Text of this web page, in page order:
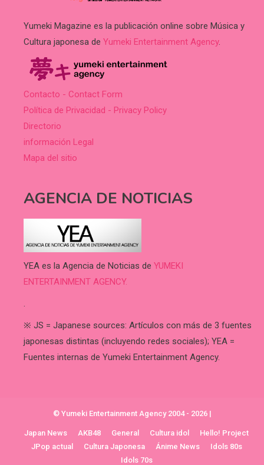
Yumeki Magazine es la publicación online sobre Música y
Cultura japonesa de Yumeki Entertainment Agency.
Contacto - Contact Form
Política de Privacidad - Privacy Policy
Directorio
información Legal
Mapa del sitio
AGENCIA DE NOTICIAS
YEA es la Agencia de Noticias de YUMEKI
ENTERTAINMENT AGENCY.
.
※ JS = Japanese sources: Artículos con más de 3 fuentes
japonesas distintas (incluyendo redes sociales); YEA =
Fuentes internas de Yumeki Entertainment Agency.
© Yumeki Entertainment Agency 2004 - 2026 |
Japan News AKB48 General Cultura idol
Hello! Project
JPop actual
Cultura Japonesa Ánime News
Idols 80s
Idols 70s